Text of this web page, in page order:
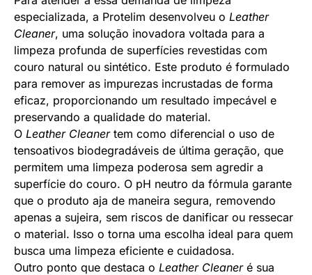
especializada, a Protelim desenvolveu o Leather
Cleaner, uma solução inovadora voltada para a
limpeza profunda de superfícies revestidas com
couro natural ou sintético. Este produto é formulado
para remover as impurezas incrustadas de forma
eficaz, proporcionando um resultado impecável e
preservando a qualidade do material.
O Leather Cleanertem como diferencial o uso de
tensoativos biodegradáveis de última geração, que
permitem uma limpeza poderosa sem agredir a
superfície do couro. O pH neutro da fórmula garante
que o produto aja de maneira segura, removendo
apenas a sujeira, sem riscos de danificar ou ressecar
o material. Isso o torna uma escolha ideal para quem
busca uma limpeza eficiente e cuidadosa.
Outro ponto que destaca o Leather Cleaneré sua